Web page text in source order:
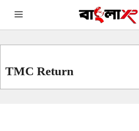
Skip Menu
TMC Return